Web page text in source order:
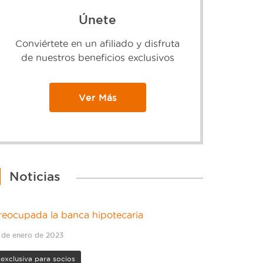
Únete
Conviértete en un afiliado y disfruta
de nuestros beneficios exclusivos
Ver Más
Noticias
la banca hipotecaria
de enero de 2023
exclusiva para socios